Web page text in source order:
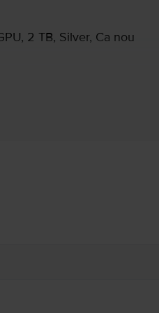
2 TB, Silver, Ca nou
ar putea depăși 100°C. Țineți
meteo precum ploaia, ninsoarea și
de alimentare. MacBook conține
Consultați medicul și producătorul